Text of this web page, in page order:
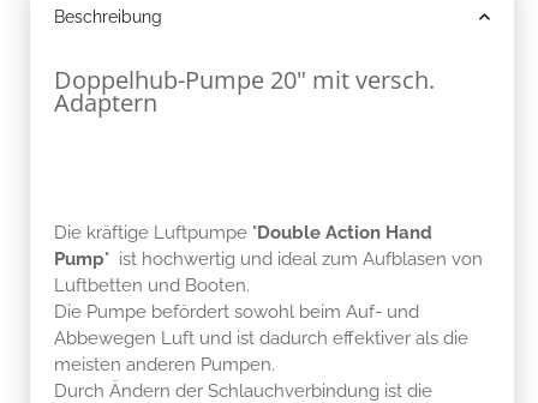
Beschreibung
Doppelhub-Pumpe 20" mit versch.
Adaptern
Die kräftige Luftpumpe "Double Action Hand
Pump" ist hochwertig und ideal zum Aufblasen von
Luftbetten und Booten.
Die Pumpe befördert sowohl beim Auf- und
Abbewegen Luft und ist dadurch effektiver als die
meisten anderen Pumpen.
Durch Ändern der Schlauchverbindung ist die